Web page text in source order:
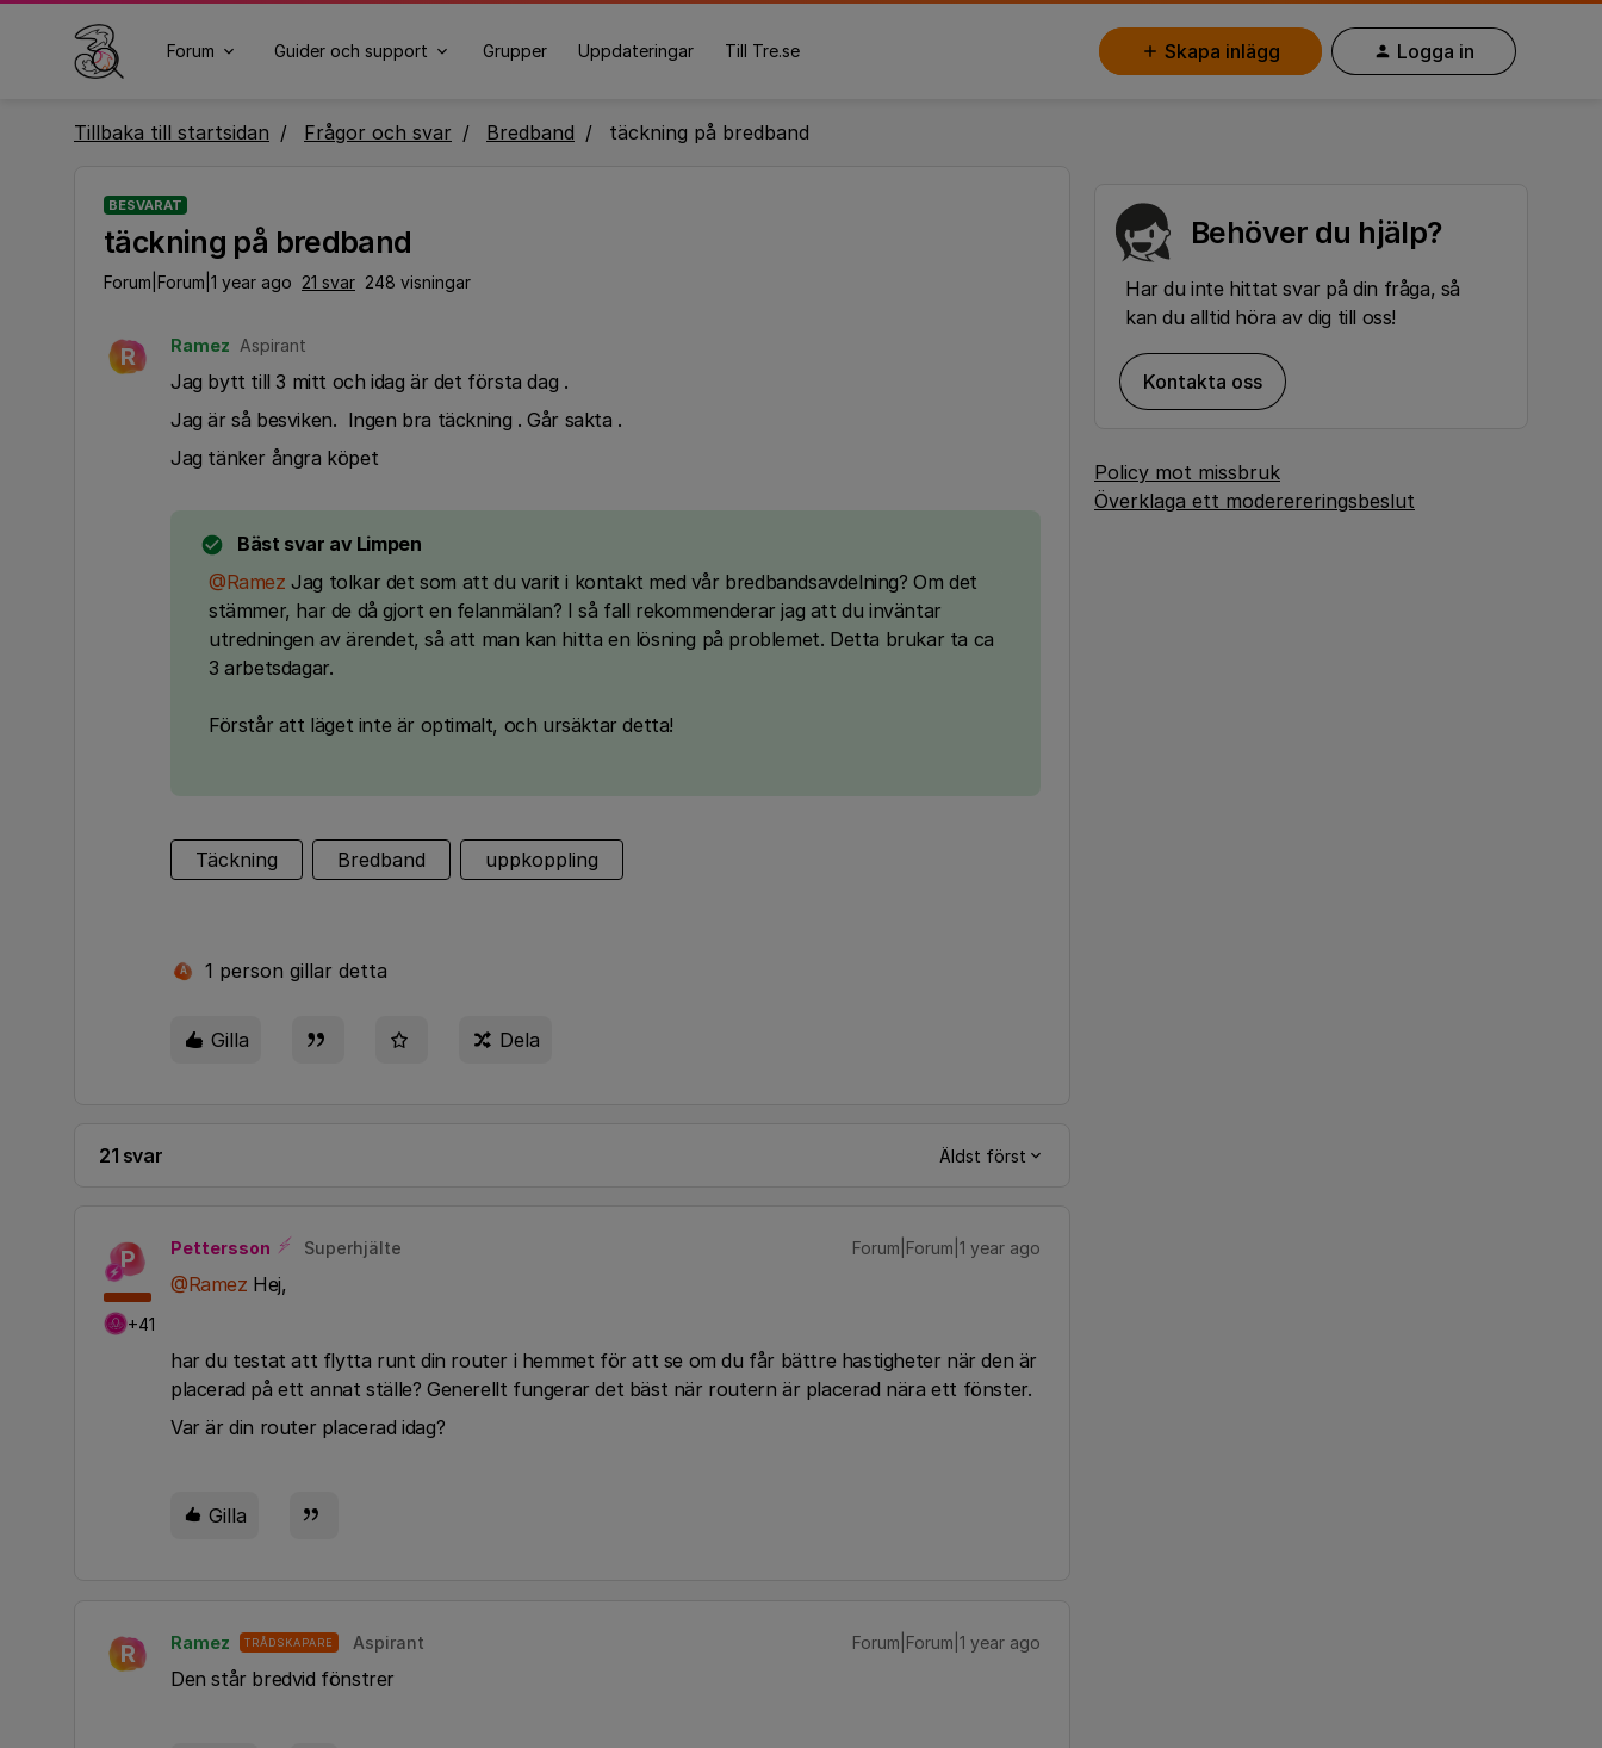
Forum Guider och support Grupper Uppdateringar Till Tre.se Skapa inlägg Logga in
Tillbaka till startsidan Frågor och svar Bredband täckning på bredband
BESVARAT
täckning på bredband
Forum|Forum|1 year ago 21 svar 248 visningar
R Ramez Aspirant
Jag bytt till 3 mitt och idag är det första dag .
Jag är så besviken. Ingen bra täckning . Går sakta .
Jag tänker ångra köpet
Bäst svar av Limpen
@Ramez Jag tolkar det som att du varit i kontakt med vår bredbandsavdelning? Om det
stämmer, har de då gjort en felanmälan? I så fall rekommenderar jag att du inväntar
utredningen av ärendet, så att man kan hitta en lösning på problemet. Detta brukar ta ca
3 arbetsdagar.
Förstår att läget inte är optimalt, och ursäktar detta!
Täckning Bredband uppkoppling
A 1 person gillar detta
Gilla Dela
21 svar Äldst först
P
+41
Pettersson Superhjälte Forum|Forum|1 year ago
@Ramez Hej,
har du testat att flytta runt din router i hemmet för att se om du får bättre hastigheter när den är
placerad på ett annat ställe? Generellt fungerar det bäst när routern är placerad nära ett fönster.
Var är din router placerad idag?
Gilla
R Ramez TRÅDSKAPARE Aspirant Forum|Forum|1 year ago
Den står bredvid fönstrer
Behöver du hjälp?
Har du inte hittat svar på din fråga, så
kan du alltid höra av dig till oss!
Kontakta oss
Policy mot missbruk
Överklaga ett moderereringsbeslut